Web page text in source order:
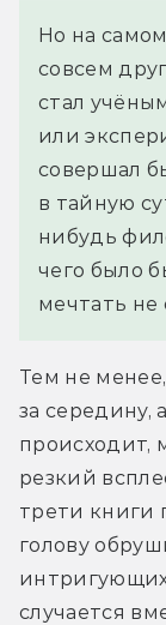
Но на
совсем
стал
или
совершал
в тайную
нибудь
чего было
мечтать не
Тем не
за середину,
происходит,
резкий
трети книги
голову
интригующих
случается